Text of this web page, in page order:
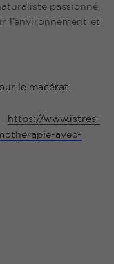
passionné,
l’environnement et
le macérat.
https://www.istres-
avec-